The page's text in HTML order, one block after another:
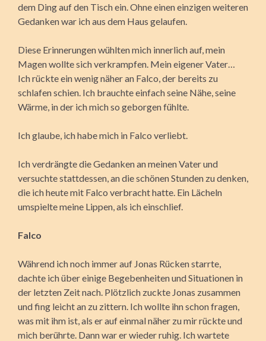
dem Ding auf den Tisch ein. Ohne einen einzigen weiteren
Gedanken war ich aus dem Haus gelaufen.
Diese Erinnerungen wühlten mich innerlich auf, mein
Magen wollte sich verkrampfen. Mein eigener Vater…
Ich rückte ein wenig näher an Falco, der bereits zu
schlafen schien. Ich brauchte einfach seine Nähe, seine
Wärme, in der ich mich so geborgen fühlte.
Ich glaube, ich habe mich in Falco verliebt.
Ich verdrängte die Gedanken an meinen Vater und
versuchte stattdessen, an die schönen Stunden zu denken,
die ich heute mit Falco verbracht hatte. Ein Lächeln
umspielte meine Lippen, als ich einschlief.
Falco
Während ich noch immer auf Jonas Rücken starrte,
dachte ich über einige Begebenheiten und Situationen in
der letzten Zeit nach. Plötzlich zuckte Jonas zusammen
und fing leicht an zu zittern. Ich wollte ihn schon fragen,
was mit ihm ist, als er auf einmal näher zu mir rückte und
mich berührte. Dann war er wieder ruhig. Ich wartete